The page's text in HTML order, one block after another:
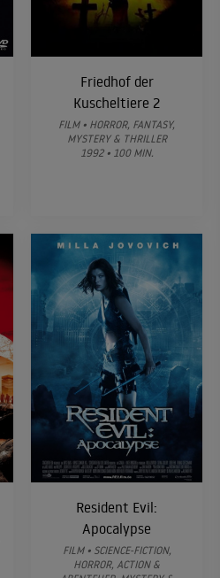
Friedhof der
Kuscheltiere 2
FILM • HORROR, FANTASY,
MYSTERY & THRILLER
1992 • 100 MIN.
Resident Evil:
Apocalypse
FILM • SCIENCE-FICTION,
HORROR, ACTION &